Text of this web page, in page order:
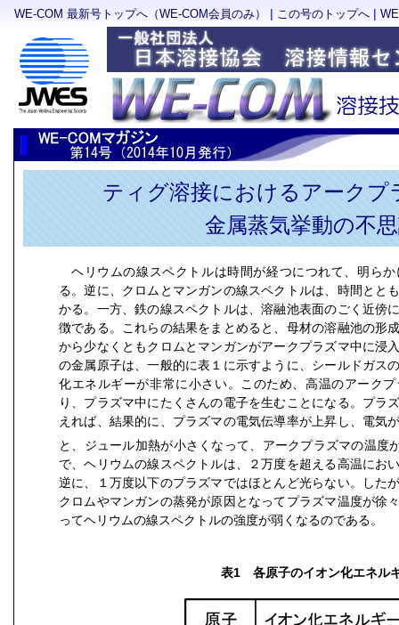
WE-COM 最新号トップへ（WE-COM会員のみ） | この号のトップへ |
ティグ溶接におけるアークプ
金属蒸気挙動の不
ヘリウムの線スペクトルは時間が経つにつれて、明ら
る。逆に、クロムとマンガンの線スペクトルは、時間とと
かる。一方、鉄の線スペクトルは、溶融池表面のごく近傍
徴である。これらの結果をまとめると、母材の溶融池の形
から少なくともクロムとマンガンがアークプラズマ中に浸
の金属原子は、一般的に表１に示すように、シールドガス
化エネルギーが非常に小さい。このため、高温のアーク
り、プラズマ中にたくさんの電子を生むことになる。プラ
えれば、結果的に、プラズマの電気伝導率が上昇し、電気
と、ジュール加熱が小さくなって、アークプラズマの温度
で、ヘリウムの線スペクトルは、２万度を超える高温にお
逆に、１万度以下のプラズマではほとんど光らない。した
クロムやマンガンの蒸発が原因となってプラズマ温度が徐
ってヘリウムの線スペクトルの強度が弱くなるのである。
表1 各原子のイオン化エネル